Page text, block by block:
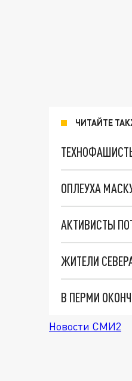
ЧИТАЙТЕ
ОПЛЕУХА
АКТИВИСТЫ
ЖИТЕЛИ
В ПЕРМИ
Новости СМИ2